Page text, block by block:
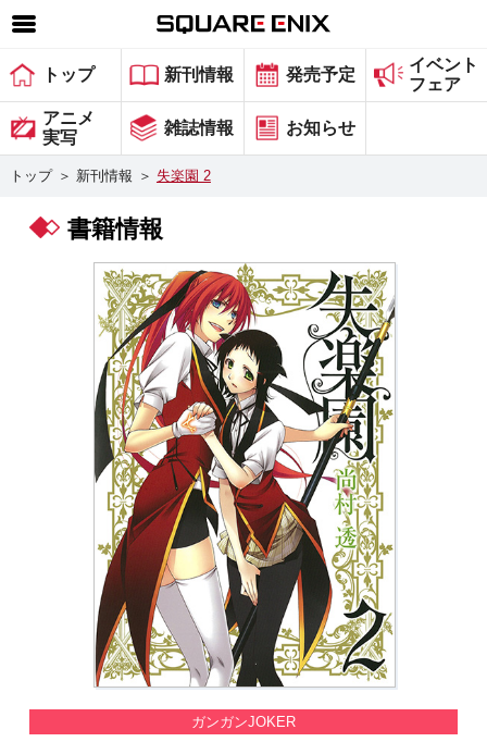
SQUARE ENIX 公式サイトメニュー
ゲーム
マガジン＆ブックス
グッズ
会社情報 採用情報
スクウェア・エニックス サイト内検索
トップ 新刊情報 発売予定
イベント
フェア
アニメ
実写
雑誌情報 お知らせ
トップ ＞ 新刊情報 ＞ 失楽園 2
書籍情報
ガンガンJOKER